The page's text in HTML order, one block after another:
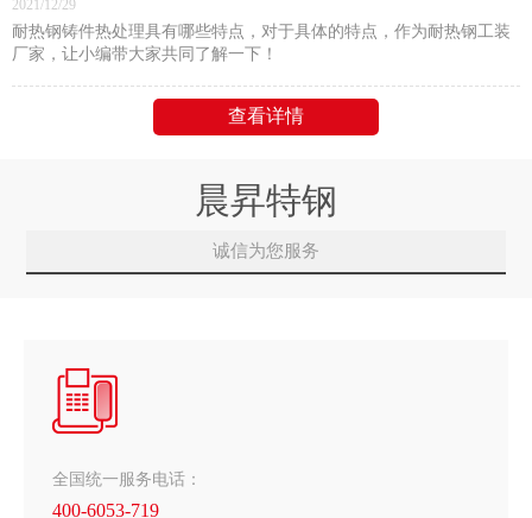
2021/12/29
耐热钢铸件热处理具有哪些特点，对于具体的特点，作为耐热钢工装
厂家，让小编带大家共同了解一下！
查看详情
晨昇特钢
诚信为您服务
全国统一服务电话：
400-6053-719